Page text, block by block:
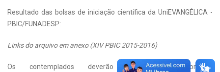
Resultado das bolsas de iniciação científica da UniEVANGÉLICA -
PBIC/FUNADESP:
Links do arquivo em anexo (XIV PBIC 2015-2016)
Os contemplados deverão abrir conta corrente